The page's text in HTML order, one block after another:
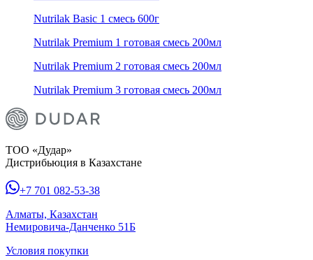
Nutrilak Basic 1 смесь 600г
Nutrilak Premium 1 готовая смесь 200мл
Nutrilak Premium 2 готовая смесь 200мл
Nutrilak Premium 3 готовая смесь 200мл
ТОО «Дудар»
Дистрибьюция в Казахстане
+7 701 082-53-38
Алматы, Казахстан
Немировича-Данченко 51Б
Условия покупки